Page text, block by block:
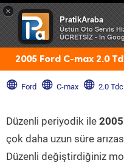
×
PratikAraba
Üstün Oto Servis
ÜCRETSİZ - In
2005 Ford C-max 2.0
Ford C-max 2.0
Düzenli periyodik ile
çok daha uzun süre
Düzenli değiştirdiğiniz